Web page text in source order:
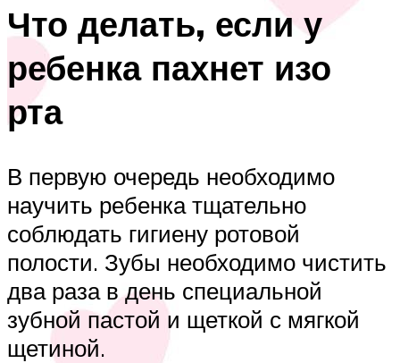
Что делать, если у
ребенка пахнет изо
рта
В первую очередь необходимо
научить ребенка тщательно
соблюдать гигиену ротовой
полости. Зубы необходимо чистить
два раза в день специальной
зубной пастой и щеткой с мягкой
щетиной.